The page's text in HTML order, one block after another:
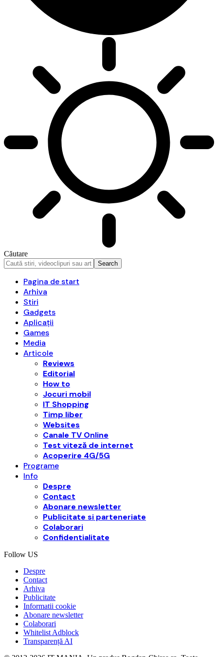
Căutare
Pagina de start
Arhiva
Stiri
Gadgets
Aplicații
Games
Media
Articole
Reviews
Editorial
How to
Jocuri mobil
IT Shopping
Timp liber
Websites
Canale TV Online
Test viteză de internet
Acoperire 4G/5G
Programe
Info
Despre
Contact
Abonare newsletter
Publicitate si parteneriate
Colaborari
Confidentialitate
Follow US
Despre
Contact
Arhiva
Publicitate
Informatii cookie
Abonare newsletter
Colaborari
Whitelist Adblock
Transparență AI